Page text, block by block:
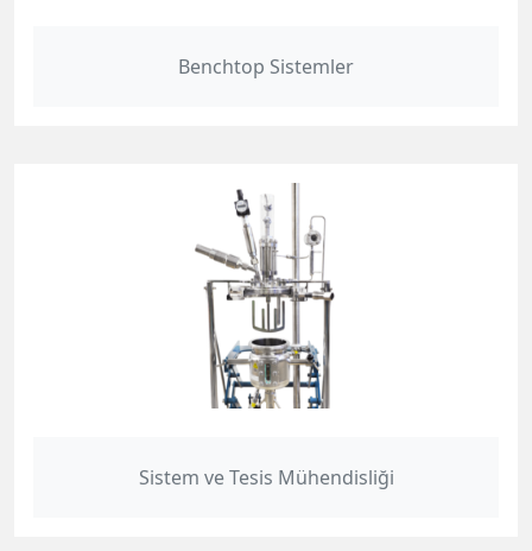
Benchtop Sistemler
Sistem ve Tesis Mühendisliği